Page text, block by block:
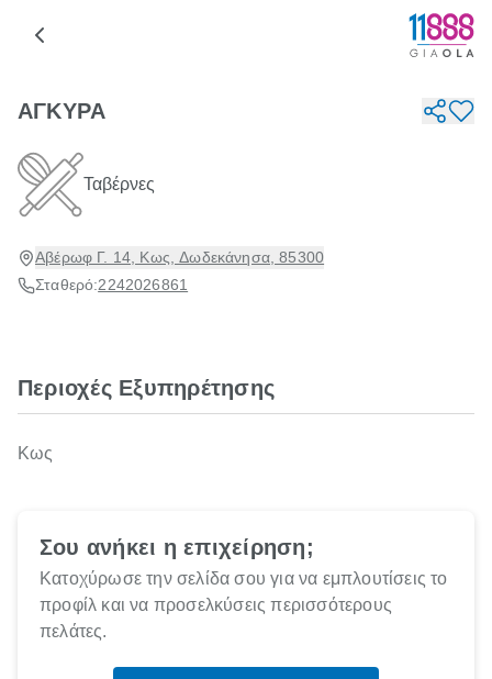
ΑΓΚΥΡΑ
Ταβέρνες
Αβέρωφ Γ. 14, Κως, Δωδεκάνησα, 85300
Σταθερό:2242026861
Περιοχές Εξυπηρέτησης
Κως
Σου ανήκει η επιχείρηση;
Κατοχύρωσε την σελίδα σου για να εμπλουτίσεις το
προφίλ και να προσελκύσεις περισσότερους
πελάτες.